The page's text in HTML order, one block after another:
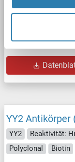
YY2 Antikörper
YY2 Reaktivität:
Polyclonal
Biotin